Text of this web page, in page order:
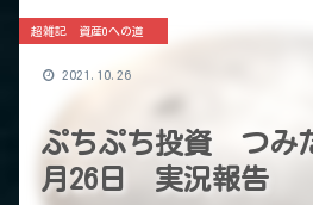
ぷちぷち投資 つみ
月26日 実況報告
超雑記 資産0への道
2021.10.26